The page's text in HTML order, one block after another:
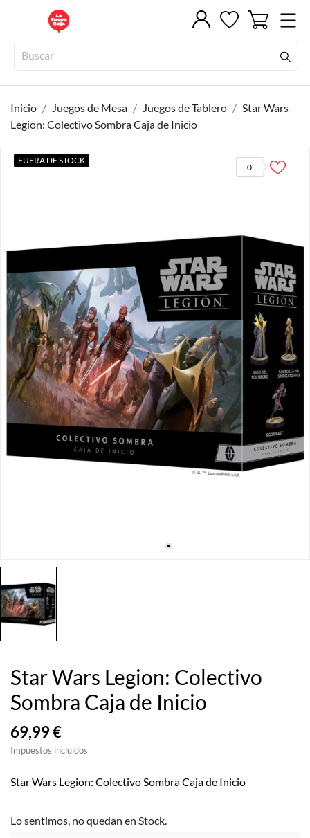
Inicio Juegos de Mesa Juegos de Tablero
Star Wars
Legion: Colectivo Sombra Caja de Inicio
0
FUERA DE STOCK
Star Wars Legion: Colectivo
Sombra Caja de Inicio
69,99 €
Impuestos incluidos
Star Wars Legion: Colectivo Sombra Caja de Inicio
Lo sentimos, no quedan en Stock.